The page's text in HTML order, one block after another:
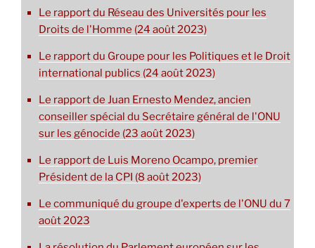
Le rapport du Réseau des Universités pour les
Droits de l'Homme (24 août 2023)
Le rapport du Groupe pour les Politiques et le Droit
international publics (24 août 2023)
Le rapport de Juan Ernesto Mendez, ancien
conseiller spécial du Secrétaire général de l'ONU
sur les génocide (23 août 2023)
Le rapport de Luis Moreno Ocampo, premier
Président de la CPI (8 août 2023)
Le communiqué du groupe d'experts de l'ONU du 7
août 2023